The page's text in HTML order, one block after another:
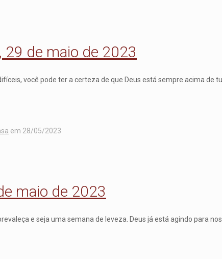
29 de maio de 2023
você pode ter a certeza de que Deus está sempre acima de
em 28/05/2023
maio de 2023
e seja uma semana de leveza. Deus já está agindo para